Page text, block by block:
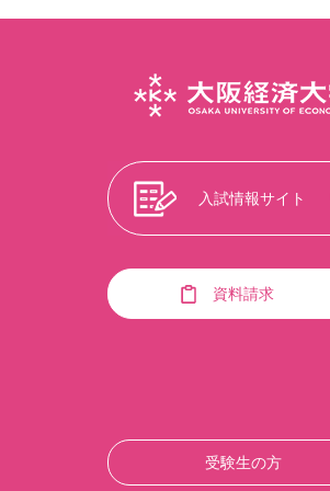
入試情報サイト
資料請求
受験生の方